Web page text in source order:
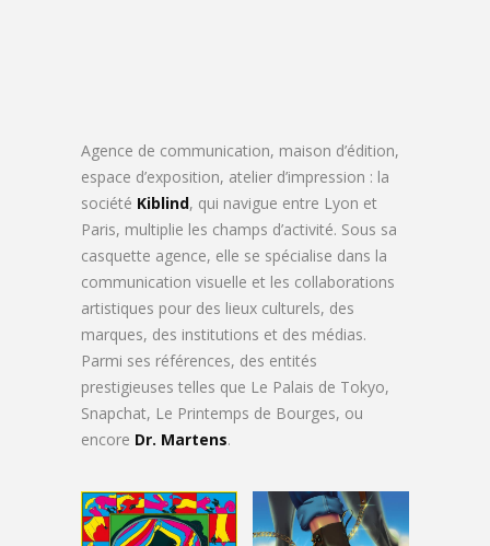
Agence de communication, maison d’édition,
espace d’exposition, atelier d’impression : la
société Kiblind, qui navigue entre Lyon et
Paris, multiplie les champs d’activité. Sous sa
casquette agence, elle se spécialise dans la
communication visuelle et les collaborations
artistiques pour des lieux culturels, des
marques, des institutions et des médias.
Parmi ses références, des entités
prestigieuses telles que Le Palais de Tokyo,
Snapchat, Le Printemps de Bourges, ou
encore Dr. Martens.